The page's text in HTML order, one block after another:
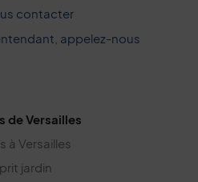
contacter
appelez-nous
de Versailles
à Versailles
jardin